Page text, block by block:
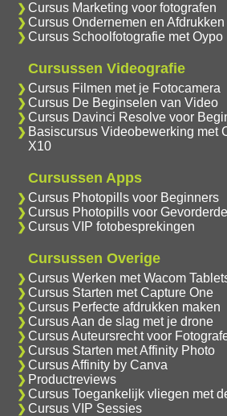
Cursus Marketing voor fotografen
Cursus Ondernemen en Afdrukken
Cursus Schoolfotografie met Oypo
Cursussen Videografie
Cursus Filmen met je Fotocamera
Cursus De Beginselen van Video
Cursus Davinci Resolve voor
Basiscursus Videobewerking met
X10
Cursussen Apps
Cursus Photopills voor Beginners
Cursus Photopills voor
Cursus VIP fotobesprekingen
Cursussen Overige
Cursus Werken met Wacom
Cursus Starten met Capture One
Cursus Perfecte afdrukken maken
Cursus Aan de slag met je drone
Cursus Auteursrecht voor
Cursus Starten met Affinity Photo
Cursus Affinity by Canva
Productreviews
Cursus Toegankelijk vliegen met
Cursus VIP Sessies